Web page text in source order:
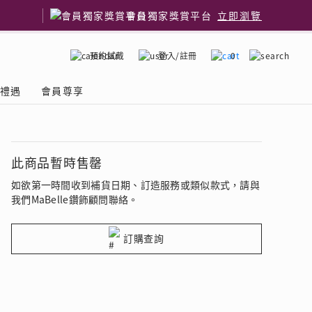
會員獨家獎賞平台 立即瀏覽
預約試戴 登入/註冊 0
了解鑽石4C
石品牌
遇 會員尊享
此商品暫時售罄
如欲第一時間收到補貨日期、訂造服務或類似款式，請與
我們MaBelle鑽飾顧問聯絡。
訂購查詢